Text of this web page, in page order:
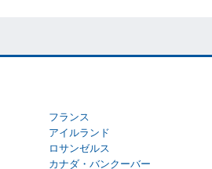
フランス
アイルランド
ロサンゼルス
カナダ・バンクーバー